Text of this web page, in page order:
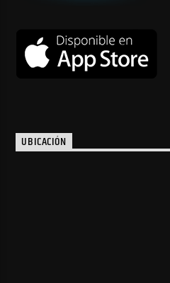
UBICACIÓN